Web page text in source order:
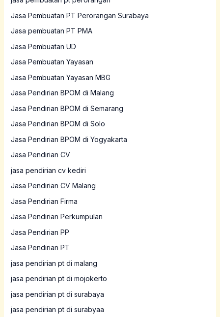
Jasa Pembuatan PT Perorangan Surabaya
Jasa pembuatan PT PMA
Jasa Pembuatan UD
Jasa Pembuatan Yayasan
Jasa Pembuatan Yayasan MBG
Jasa Pendirian BPOM di Malang
Jasa Pendirian BPOM di Semarang
Jasa Pendirian BPOM di Solo
Jasa Pendirian BPOM di Yogyakarta
Jasa Pendirian CV
jasa pendirian cv kediri
Jasa Pendirian CV Malang
Jasa Pendirian Firma
Jasa Pendirian Perkumpulan
Jasa Pendirian PP
Jasa Pendirian PT
jasa pendirian pt di malang
jasa pendirian pt di mojokerto
jasa pendirian pt di surabaya
jasa pendirian pt di surabyaa